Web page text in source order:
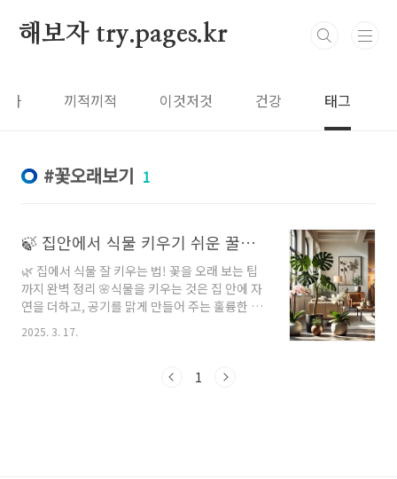
해보자 try.pages.kr
자 끼적끼적 이것저것 건강 태그
꽃오래보기 1
🍃 집안에서 식물 키우기 쉬운 꿀팁! 꽃 오래 즐기는 방법과 관리 비법까지 🌼
🌿 집에서 식물 잘 키우는 법! 꽃을 오래 보는 팁
까지 완벽 정리 🌸식물을 키우는 것은 집 안에 자
연을 더하고, 공기를 맑게 만들어 주는 훌륭한 방
법이에요. 하지만 집에서 식물을 잘 키우는 게 생
각보다 쉽지 않죠. 오늘은 식물을 잘 키우는 방법,
여러분의 집안에 건강하고 아름다운 식물들이 자
2025. 3. 17.
1